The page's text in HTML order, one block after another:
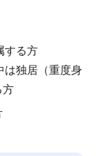
する方
は独居（重度身
方